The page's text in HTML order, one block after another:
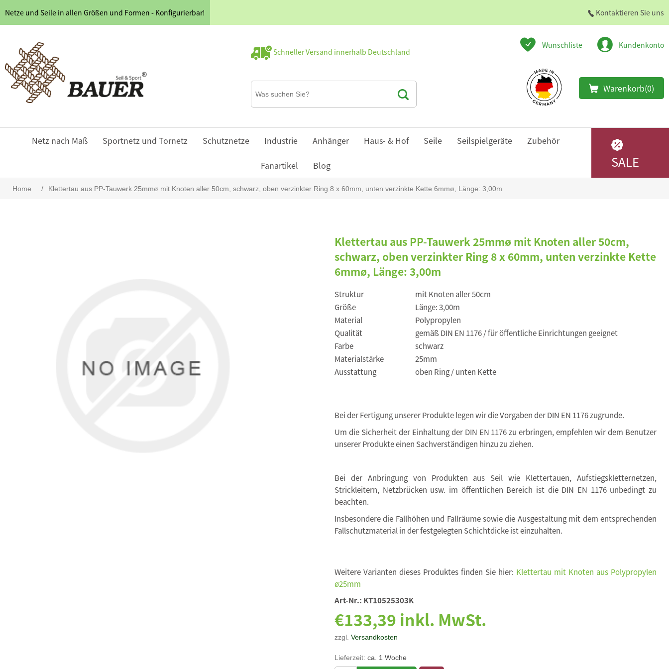
Netze und Seile in allen Größen und Formen - Konfigurierbar! Kontaktieren Sie uns
Schneller Versand innerhalb Deutschland
Wunschliste Kundenkonto
Warenkorb(0)
Netz nach Maß Sportnetz und Tornetz Schutznetze Industrie Anhänger Haus- & Hof Seile Seilspielgeräte Zubehör
Fanartikel Blog SALE
Home / Klettertau aus PP-Tauwerk 25mmø mit Knoten aller 50cm, schwarz, oben verzinkter Ring 8 x 60mm, unten verzinkte Kette 6mmø, Länge: 3,00m
Klettertau aus PP-Tauwerk 25mmø mit Knoten aller 50cm,
schwarz, oben verzinkter Ring 8 x 60mm, unten verzinkte Kette
6mmø, Länge: 3,00m
Struktur
mit Knoten aller 50cm
Größe
Länge: 3,00m
Material
Polypropylen
Qualität
gemäß DIN EN 1176 / für öffentliche Einrichtungen geeignet
Farbe
schwarz
Materialstärke
25mm
Ausstattung
oben Ring / unten Kette
Bei der Fertigung unserer Produkte legen wir die Vorgaben der DIN EN 1176 zugrunde.
Um die Sicherheit der Einhaltung der DIN EN 1176 zu erbringen, empfehlen wir dem Benutzer
unserer Produkte einen Sachverständigen hinzu zu ziehen.
Bei der Anbringung von Produkten aus Seil wie Klettertauen, Aufstiegskletternetzen,
Strickleitern, Netzbrücken usw. im öffentlichen Bereich ist die DIN EN 1176 unbedingt zu
beachten.
Insbesondere die Fallhöhen und Fallräume sowie die Ausgestaltung mit dem entsprechenden
Fallschutzmaterial in der festgelegten Schichtdicke ist einzuhalten.
Weitere Varianten dieses Produktes finden Sie hier: Klettertau mit Knoten aus Polypropylen
ø25mm
Art-Nr.: KT10525303K
€133,39 inkl. MwSt.
zzgl. Versandkosten
Lieferzeit: ca. 1 Woche